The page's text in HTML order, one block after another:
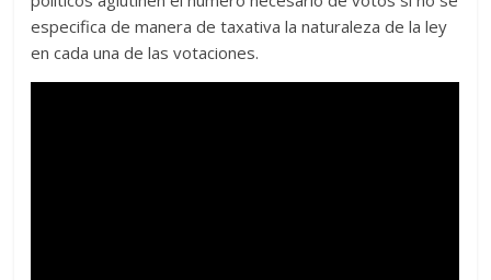
especifica de manera de taxativa la naturaleza de la ley
en cada una de las votaciones.